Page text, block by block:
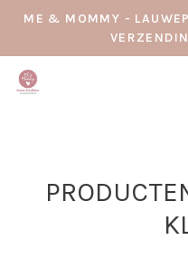
ME & MOMMY -